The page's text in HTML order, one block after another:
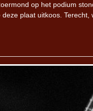
op het podium
plaat uitkoos. Terecht,